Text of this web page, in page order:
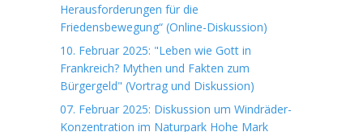
Herausforderungen für die
Friedensbewegung“ (Online-Diskussion)
10. Februar 2025: "Leben wie Gott in
Frankreich? Mythen und Fakten zum
Bürgergeld" (Vortrag und Diskussion)
07. Februar 2025: Diskussion um Windräder-
Konzentration im Naturpark Hohe Mark